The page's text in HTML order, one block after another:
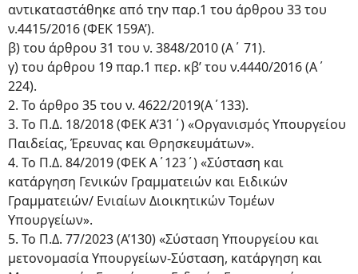
αντικαταστάθηκε από την παρ.1 του άρθρου 33 του
ν.4415/2016 (ΦΕΚ 159Α’).
β) του άρθρου 31 του ν. 3848/2010 (Α΄ 71).
γ) του άρθρου 19 παρ.1 περ. κβ’ του ν.4440/2016 (Α΄
224).
2. Το άρθρο 35 του ν. 4622/2019(Α΄133).
3. Το Π.Δ. 18/2018 (ΦΕΚ Α’31΄) «Οργανισμός Υπουργείου
Παιδείας, Έρευνας και Θρησκευμάτων».
4. Το Π.Δ. 84/2019 (ΦΕΚ Α΄123΄) «Σύσταση και
κατάργηση Γενικών Γραμματειών και Ειδικών
Γραμματειών/ Ενιαίων Διοικητικών Τομέων
Υπουργείων».
5. Το Π.Δ. 77/2023 (Α’130) «Σύσταση Υπουργείου και
μετονομασία Υπουργείων-Σύσταση, κατάργηση και